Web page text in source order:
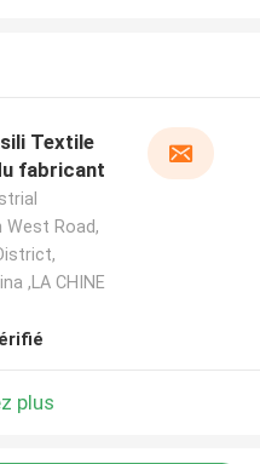
Textile
fabricant
West Road,
,LA CHINE
plus